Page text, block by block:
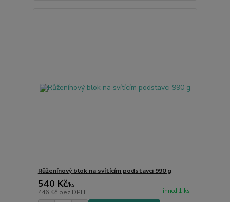
Růženínový blok na svítícím podstavci 990 g
540 Kč/ks
446 Kč bez DPH ihned 1 ks